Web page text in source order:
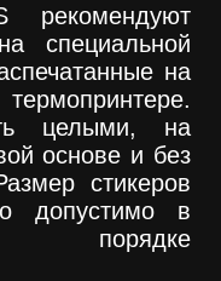
специальной
на
целыми, на
основе и без
стикеров
допустимо в
порядке